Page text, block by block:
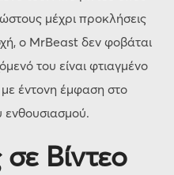
μέχρι προκλήσεις
ο MrBeast δεν φοβάται
του είναι φτιαγμένο
έντονη έμφαση στο
ενθουσιασμού.
Βίντεο